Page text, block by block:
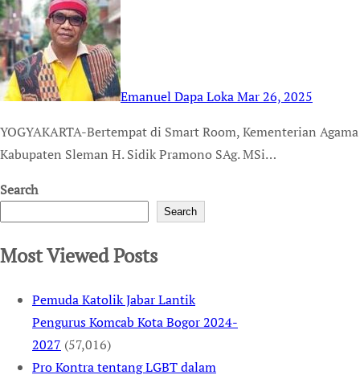
Emanuel Dapa LokaMar 26, 2025
YOGYAKARTA-Bertempat di Smart Room, Kementerian Agama Kabupaten Slema, Kepala Kantor Kemenag
Kabupaten Sleman H. Sidik Pramono SAg. MSi…
Search
Search
Most Viewed Posts
Pemuda Katolik Jabar Lantik
Pengurus Komcab Kota Bogor 2024-
2027 (57,016)
Pro Kontra tentang LGBT dalam